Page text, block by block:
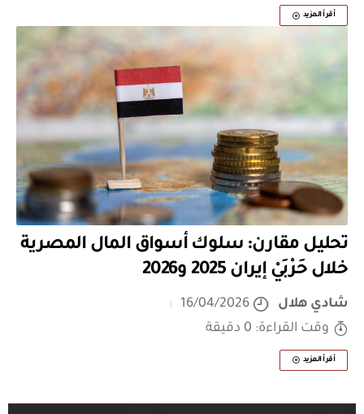
أقرأ المزيد
تحليل مقارن: سلوك أسواق المال المصرية
خلال حَرْبَيْ إيران 2025 و2026
شادي هلال
16/04/2026
وقت القراءة: 0 دقيقة
أقرأ المزيد